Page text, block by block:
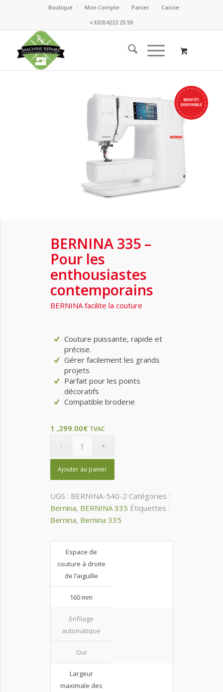
Boutique Mon Compte Panier
Caisse
+32(0)4222.25.59
BERNINA 335 –
Pour les
enthousiastes
contemporains
BERNINA facilite la couture
Couture puissante, rapide et
précise.
Gérer facilement les grands
projets
Parfait pour les points
décoratifs
Compatible broderie
1 ,299.00€ TVAC
Ajouter au panier
UGS : BERNINA-540-2 Catégories :
Bernina, BERNINA 335 Étiquettes :
Bernina, Bernina 335
Espace de
couture à droite
de l’aiguille
160 mm
Enfilage
automatique
Oui
Largeur
maximale des